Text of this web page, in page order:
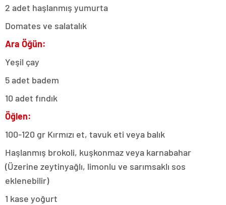
2 adet haşlanmış yumurta
Domates ve salatalık
Ara Öğün:
Yeşil çay
5 adet badem
10 adet fındık
Öğlen:
100-120 gr Kırmızı et, tavuk eti veya balık
Haşlanmış brokoli, kuşkonmaz veya karnabahar
(Üzerine zeytinyağlı, limonlu ve sarımsaklı sos
eklenebilir)
1 kase yoğurt